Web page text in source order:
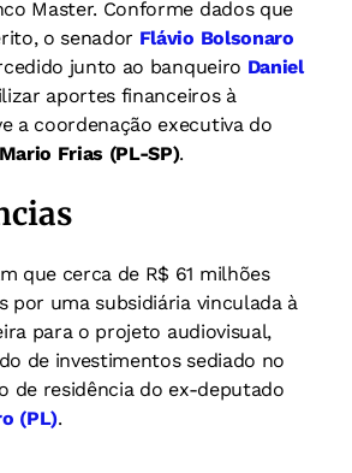
Master. Conforme dados que
o senador Flávio Bolsonaro
junto ao banqueiro Daniel
aportes financeiros à
a coordenação executiva do
Mario Frias (PL-SP).
que cerca de R$ 61 milhões
por uma subsidiária vinculada à
para o projeto audiovisual,
de investimentos sediado no
de residência do ex-deputado
(PL).